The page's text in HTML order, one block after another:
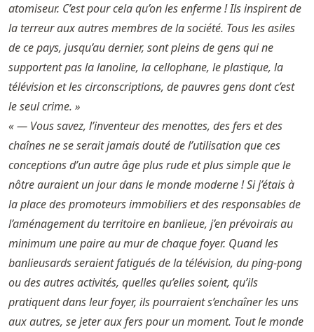
atomiseur. C’est pour cela qu’on les enferme ! Ils inspirent de
la terreur aux autres membres de la société. Tous les asiles
de ce pays, jusqu’au dernier, sont pleins de gens qui ne
supportent pas la lanoline, la cellophane, le plastique, la
télévision et les circonscriptions, de pauvres gens dont c’est
le seul crime. »
« — Vous savez, l’inventeur des menottes, des fers et des
chaînes ne se serait jamais douté de l’utilisation que ces
conceptions d’un autre âge plus rude et plus simple que le
nôtre auraient un jour dans le monde moderne ! Si j’étais à
la place des promoteurs immobiliers et des responsables de
l’aménagement du territoire en banlieue, j’en prévoirais au
minimum une paire au mur de chaque foyer. Quand les
banlieusards seraient fatigués de la télévision, du ping-pong
ou des autres activités, quelles qu’elles soient, qu’ils
pratiquent dans leur foyer, ils pourraient s’enchaîner les uns
aux autres, se jeter aux fers pour un moment. Tout le monde